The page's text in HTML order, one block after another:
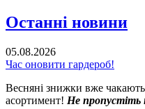
Останні новини
05.08.2026
Час оновити гардероб!
Весняні знижки вже
асортимент! Не пропустіть